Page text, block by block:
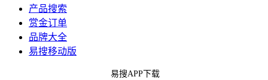
产品搜索
赏金订单
品牌大全
易搜移动版
易搜APP下载